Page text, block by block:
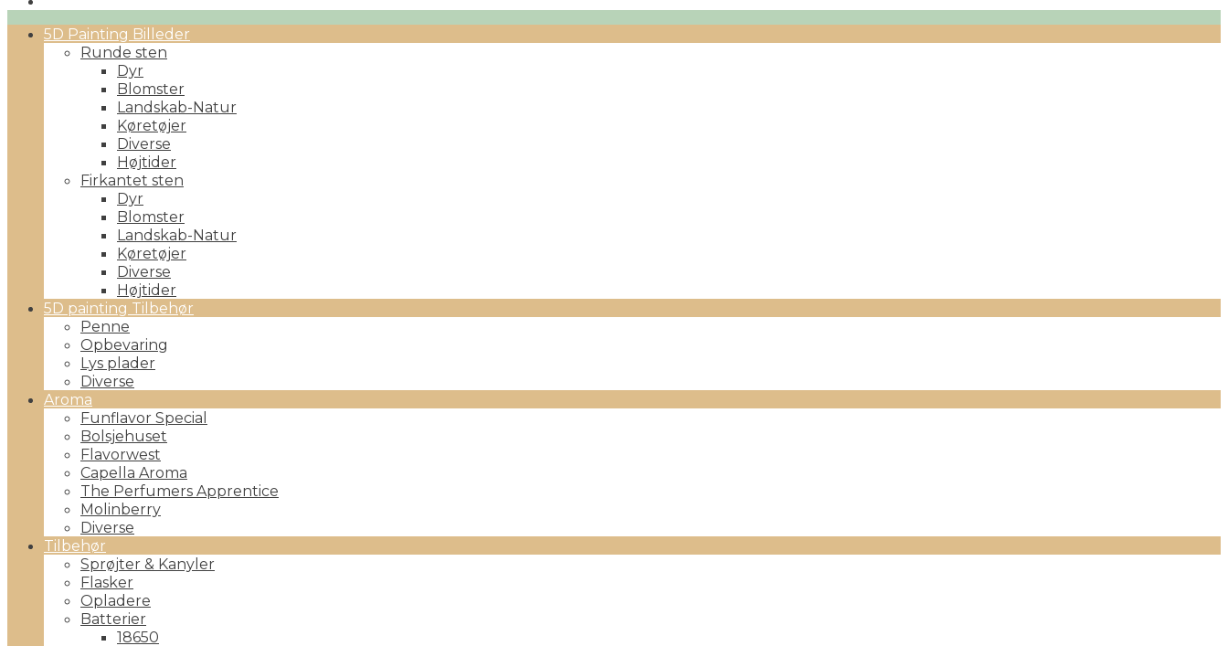
Primary5D Painting Billeder
Runde sten
Dyr
Blomster
Landskab-Natur
Køretøjer
Diverse
Højtider
Firkantet sten
Dyr
Blomster
Landskab-Natur
Køretøjer
Diverse
Højtider
5D painting Tilbehør
Penne
Opbevaring
Lys plader
Diverse
Aroma
Funflavor Special
Bolsjehuset
Flavorwest
Capella Aroma
The Perfumers Apprentice
Molinberry
Diverse
Tilbehør
Sprøjter & Kanyler
Flasker
Opladere
Batterier
18650